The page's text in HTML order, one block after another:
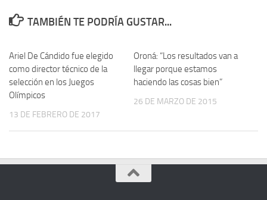
TAMBIÉN TE PODRÍA GUSTAR...
Ariel De Cándido fue elegido
como director técnico de la
selección en los Juegos
Olímpicos
13 DE FEBRERO DE 2017
Oroná: “Los resultados van a
llegar porque estamos
haciendo las cosas bien”
26 DE MARZO DE 2015